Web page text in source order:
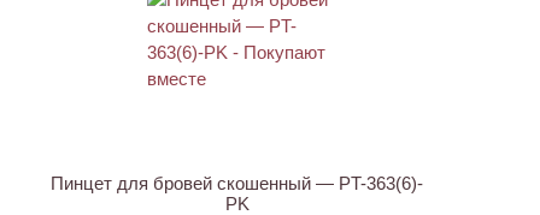
Пинцет для бровей скошенный — PT-363(6)-
PK